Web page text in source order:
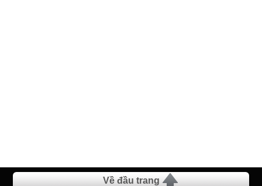
Về đầu trang